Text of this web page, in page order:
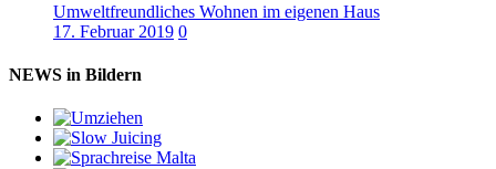
Umweltfreundliches Wohnen im eigenen Haus
17. Februar 2019 0
NEWS in Bildern